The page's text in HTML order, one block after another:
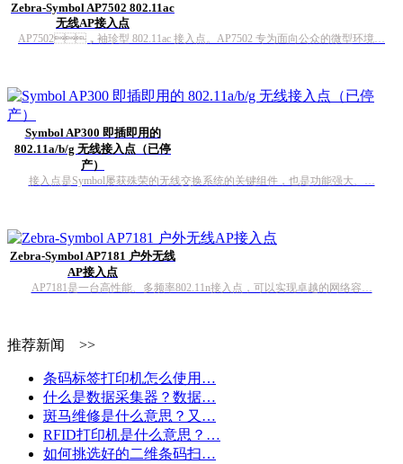
Zebra-Symbol AP7502 802.11ac
无线AP接入点
AP7502，袖珍型 802.11ac 接入点。AP7502 专为面向公众的微型环境…
Symbol AP300 即插即用的
802.11a/b/g 无线接入点（已停
产）
接入点是Symbol屡获殊荣的无线交换系统的关键组件，也是功能强大、…
Zebra-Symbol AP7181 户外无线
AP接入点
AP7181是一台高性能、多频率802.11n接入点，可以实现卓越的网络容…
推荐新闻 >>
条码标签打印机怎么使用…
什么是数据采集器？数据…
斑马维修是什么意思？又…
RFID打印机是什么意思？…
如何挑选好的二维条码扫…